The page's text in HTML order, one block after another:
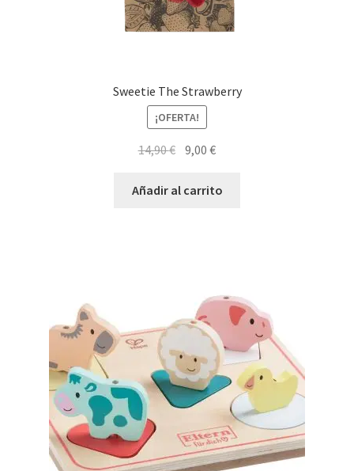
Sweetie The Strawberry
¡OFERTA!
14,90€ El
original
9,00€El
actual
Añadir al carrito